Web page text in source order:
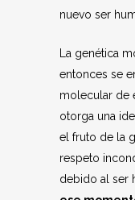
nuevo ser
La genética
entonces se
molecular de
otorga una
el fruto de la
respeto
debido al ser